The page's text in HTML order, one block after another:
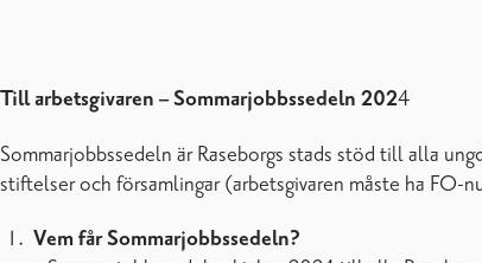
Till arbetsgivaren – Sommarjobbssedeln 2024
Sommarjobbssedeln är Raseborgs stads stöd till alla
stiftelser och församlingar (arbetsgivaren måste ha FO-
Vem får Sommarjobbssedeln?